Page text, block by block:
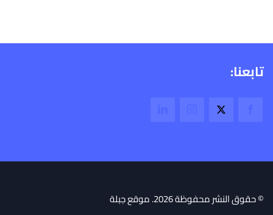
تابعنا:
© حقوق النشر محفوظة 2026. موقع جبلة